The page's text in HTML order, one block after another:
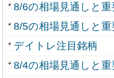
8/6の相場見通しと重
8/5の相場見通しと重
デイトレ注目銘柄
8/4の相場見通しと重